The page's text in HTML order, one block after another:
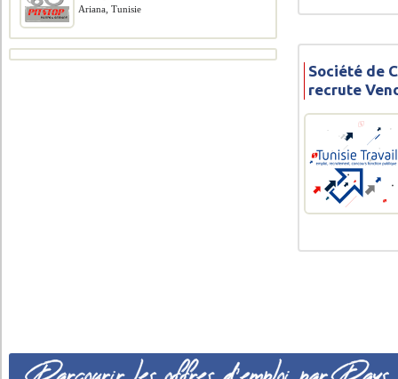
Société de
recrute
Ariana, Tunisie